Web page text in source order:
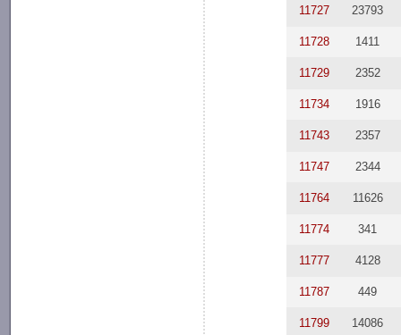
11727 23793
11728 1411
11729 2352
11734 1916
11743 2357
11747 2344
11764 11626
11774 341
11777 4128
11787 449
11799 14086